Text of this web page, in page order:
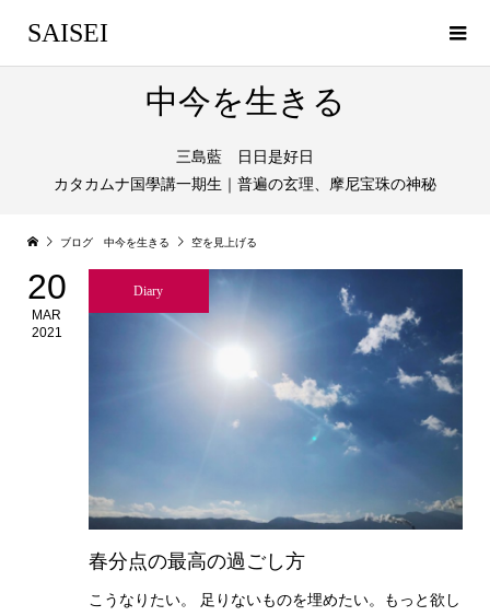
SAISEI
中今を生きる
三島藍 日日是好日
カタカムナ国學講一期生｜普遍の玄理、摩尼宝珠の神秘
ブログ 中今を生きる 空を見上げる
20
MAR
2021
Diary
春分点の最高の過ごし方
こうなりたい。 足りないものを埋めたい。もっと欲し